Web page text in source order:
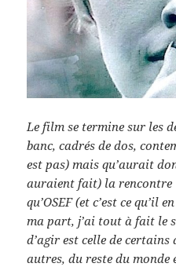
Le film se termine sur les
banc, cadrés de dos,
est pas) mais qu’aurait
auraient fait) la rencontre
qu’OSEF (et c’est ce
ma part, j’ai tout à fait le
d’agir est celle de
autres, du reste du monde